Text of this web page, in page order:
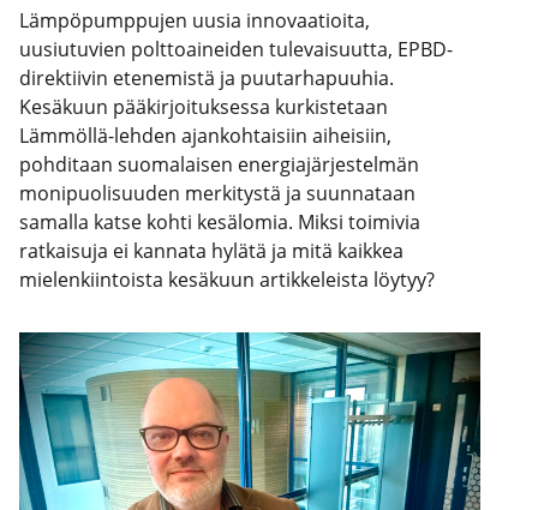
Lämpöpumppujen uusia innovaatioita,
uusiutuvien polttoaineiden tulevaisuutta, EPBD-
direktiivin etenemistä ja puutarhapuuhia.
Kesäkuun pääkirjoituksessa kurkistetaan
Lämmöllä-lehden ajankohtaisiin aiheisiin,
pohditaan suomalaisen energiajärjestelmän
monipuolisuuden merkitystä ja suunnataan
samalla katse kohti kesälomia. Miksi toimivia
ratkaisuja ei kannata hylätä ja mitä kaikkea
mielenkiintoista kesäkuun artikkeleista löytyy?